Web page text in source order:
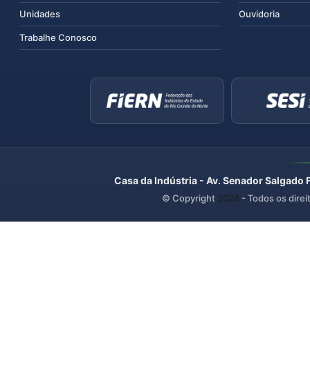
Unidades
Trabalhe Conosco
Ouvidoria
Casa da Indústria - Av. Senador
© Copyright 2026 - Todos os